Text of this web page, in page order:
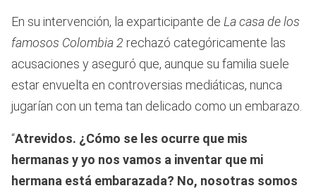
En su intervención, la exparticipante de La casa de los
famosos Colombia 2 rechazó categóricamente las
acusaciones y aseguró que, aunque su familia suele
estar envuelta en controversias mediáticas, nunca
jugarían con un tema tan delicado como un embarazo.
“Atrevidos. ¿Cómo se les ocurre que mis
hermanas y yo nos vamos a inventar que mi
hermana está embarazada? No, nosotras somos